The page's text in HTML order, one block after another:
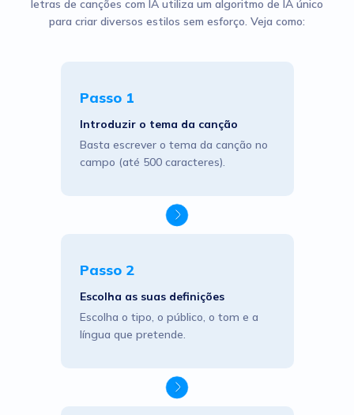
letras de canções com IA utiliza um algoritmo de IA único
para criar diversos estilos sem esforço. Veja como:
Passo 1
Introduzir o tema da canção
Basta escrever o tema da canção no
campo (até 500 caracteres).
Passo 2
Escolha as suas definições
Escolha o tipo, o público, o tom e a
língua que pretende.